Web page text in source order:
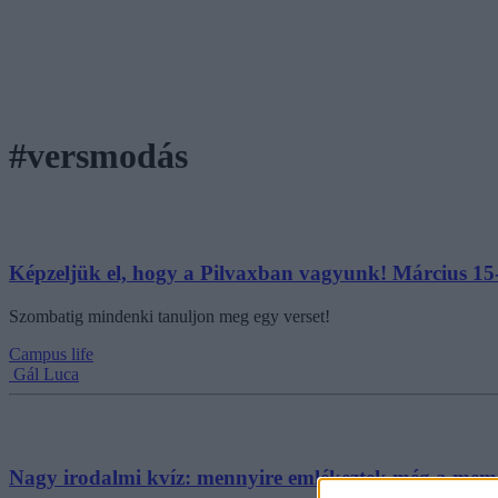
#versmodás
Képzeljük el, hogy a Pilvaxban vagyunk! Március
Szombatig mindenki tanuljon meg egy verset!
Campus life
Gál Luca
Nagy irodalmi kvíz: mennyire emlékeztek még a